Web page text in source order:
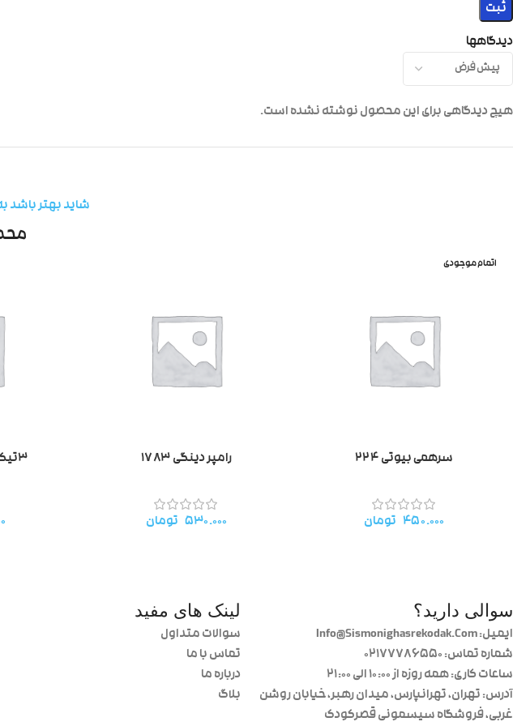
دیدگاهها
هیچ دیدگاهی برای این محصول نوشته نشده است.
شاید بهتر باشد
اتمام موجودی
سرهمی بیوتی ۲۲۴
۴۵۰.۰۰۰ تومان
رامپر دینگی ۱۷۸۳
۵۳۰.۰۰۰ تومان
۳تیکه یلدایی گودمارک
سوالی دارید؟
ایمیل: Info@Sismonighasrekodak.Com
شماره تماس: 02177786550
ساعات کاری: همه روزه از ۱۰:۰۰ الی ۲۱:۰۰
آدرس: تهران، تهرانپارس، میدان رهبر، خیابان روشن
غربی، فروشگاه سیسمونی قصرکودک
لینک های مفید
سوالات متداول
تماس با ما
درباره ما
بلاگ